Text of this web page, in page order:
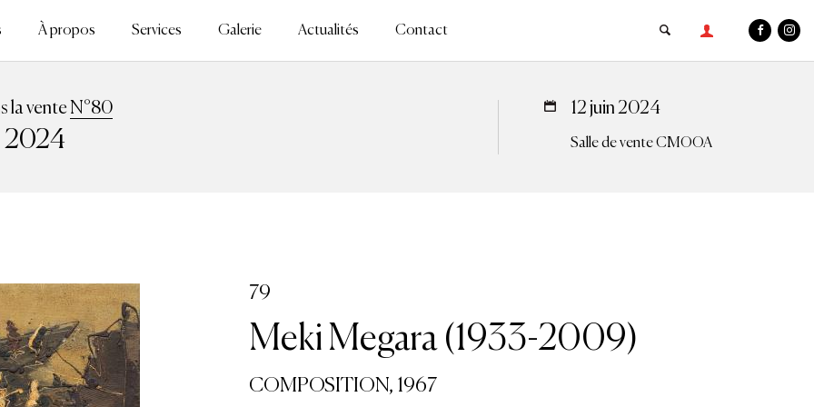
À propos Services Galerie Actualités Contact
la venteN°80
2024
12 juin 2024
Salle de vente CMOOA
79
Meki Megara (1933-2009)
COMPOSITION, 1967